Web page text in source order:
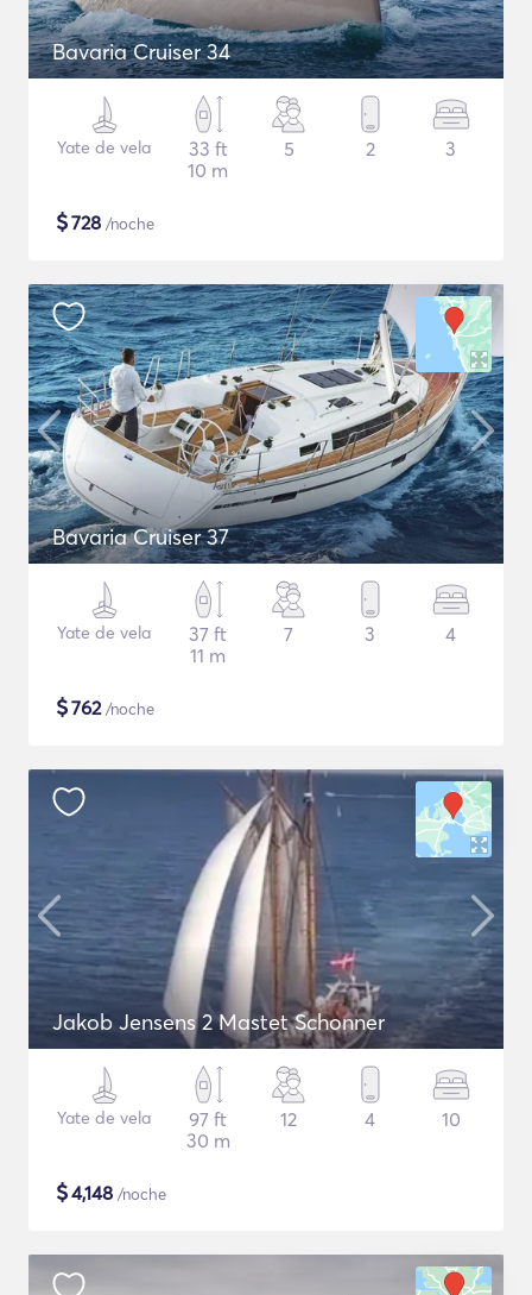
Bavaria Cruiser 34
Yate de vela
33 ft
10 m
5 2 3
$728 /noche
Bavaria Cruiser 37
Yate de vela
37 ft
11 m
7 3 4
$762/noche
Jakob Jensens 2 Mastet Schonner
Yate de vela
97 ft
30 m
12 4 10
$4,148 /noche